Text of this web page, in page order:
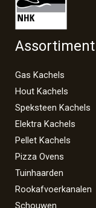
Assortiment
Gas Kachels
Hout Kachels
Speksteen Kachels
Elektra Kachels
Pellet Kachels
Pizza Ovens
Tuinhaarden
Rookafvoerkanalen
Schouwen